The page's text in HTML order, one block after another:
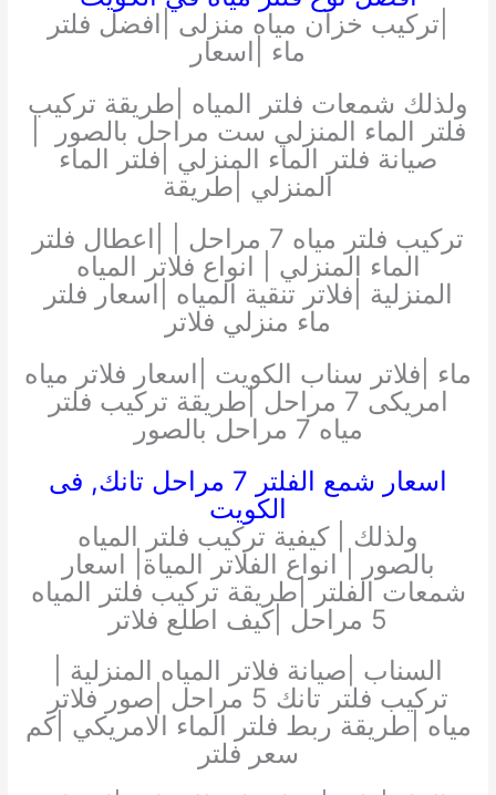
|تركيب خزان مياه منزلى |افضل فلتر
ماء |اسعار
ولذلك شمعات فلتر المياه |طريقة تركيب
فلتر الماء المنزلي ست مراحل بالصور |
صيانة فلتر الماء المنزلي |فلتر الماء
المنزلي |طريقة
تركيب فلتر مياه 7 مراحل | |اعطال فلتر
الماء المنزلي | انواع فلاتر المياه
المنزلية |فلاتر تنقية المياه |اسعار فلتر
ماء منزلي فلاتر
ماء |فلاتر سناب الكويت |اسعار فلاتر مياه
امريكى 7 مراحل |طريقة تركيب فلتر
مياه 7 مراحل بالصور
اسعار شمع الفلتر 7 مراحل تانك, فى
الكويت
ولذلك | كيفية تركيب فلتر المياه
بالصور | انواع الفلاتر المياة| اسعار
شمعات الفلتر |طريقة تركيب فلتر المياه
5 مراحل |كيف اطلع فلاتر
السناب |صيانة فلاتر المياه المنزلية |
تركيب فلتر تانك 5 مراحل |صور فلاتر
مياه |طريقة ربط فلتر الماء الامريكي |كم
سعر فلتر